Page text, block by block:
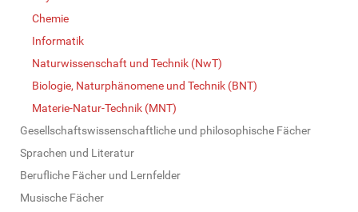
Chemie
Informatik
Naturwissenschaft und Technik (NwT)
Biologie, Naturphänomene und Technik (BNT)
Materie-Natur-Technik (MNT)
Gesellschaftswissenschaftliche und philosophische Fächer
Sprachen und Literatur
Berufliche Fächer und Lernfelder
Musische Fächer